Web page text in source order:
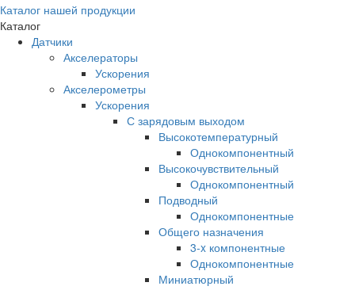
Каталог нашей продукции
Каталог
Датчики
Акселераторы
Ускорения
Акселерометры
Ускорения
С зарядовым выходом
Высокотемпературный
Однокомпонентный
Высокочувствительный
Однокомпонентный
Подводный
Однокомпонентные
Общего назначения
3-x компонентные
Однокомпонентные
Миниатюрный